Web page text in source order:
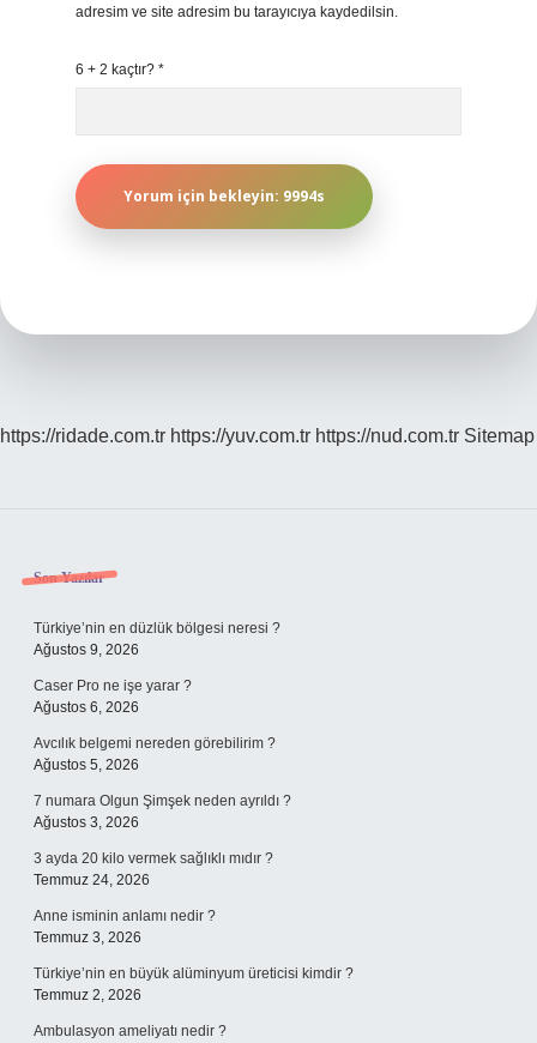
adresim ve site adresim bu tarayıcıya kaydedilsin.
6 + 2 kaçtır? *
https://ridade.com.tr https://yuv.com.tr https://nud.com.tr Sitemap
Sidebar
Son Yazılar
Türkiye’nin en düzlük bölgesi neresi ?
Ağustos 9, 2026
Caser Pro ne işe yarar ?
Ağustos 6, 2026
Avcılık belgemi nereden görebilirim ?
Ağustos 5, 2026
7 numara Olgun Şimşek neden ayrıldı ?
Ağustos 3, 2026
3 ayda 20 kilo vermek sağlıklı mıdır ?
Temmuz 24, 2026
Anne isminin anlamı nedir ?
Temmuz 3, 2026
Türkiye’nin en büyük alüminyum üreticisi kimdir ?
Temmuz 2, 2026
Ambulasyon ameliyatı nedir ?